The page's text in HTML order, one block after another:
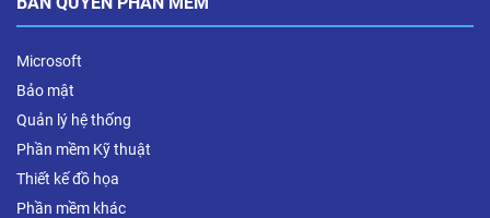
Microsoft
Bảo mật
Quản lý hệ thống
Phần mềm Kỹ thuật
Thiết kế đồ họa
Phần mềm khác